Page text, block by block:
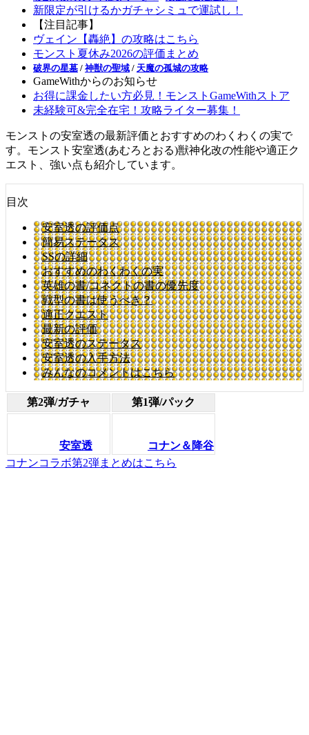
新限定が引けるかガチャシミュで運試し！
【注目記事】
ヴェイン【轟絶】の攻略はこちら
モンスト夏休み2026の評価まとめ
破界の星墓 / 神獣の聖域 / 天魔の孤城の攻略
GameWithからのお知らせ
お得に課金したい方必見！モンストGameWithストア
未経験可&完全在宅！攻略ライター募集！
モンストの安室透の最新評価とおすすめのわくわくの実で
す。モンスト安室透(あむろとおる)獣神化改の性能や適正ク
エスト、強い点も紹介しています。
目次
安室透の評価点
簡易ステータス
SSの詳細
おすすめのわくわくの実
英雄の書/コネクトの書の優先度
戦型の書は使うべき？
適正クエスト
最新の評価
安室透のステータス
安室透の入手方法
みんなのコメントはこちら
第2弾/ガチャ 第1弾/パック
安室透
コナン＆降谷
コナンコラボ第2弾まとめはこちら